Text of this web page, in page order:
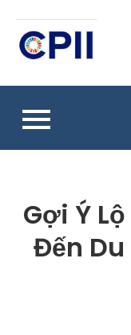
content
Gợi Ý
Đến